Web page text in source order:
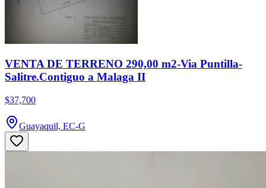
VENTA DE TERRENO 290,00 m2-Via Puntilla-
Salitre.Contiguo a Malaga II
$37,700
Guayaquil, EC-G